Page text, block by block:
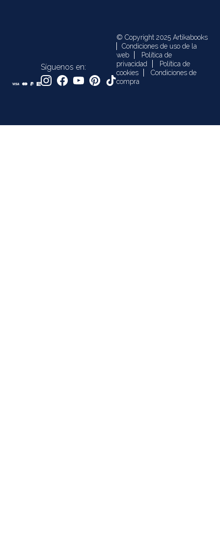
Síguenos en:
© Copyright 2025 Artikabooks
Condiciones de uso de la
web
Política de
privacidad
Política de
cookies
Condiciones de
compra